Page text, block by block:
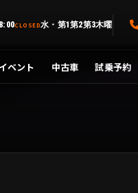
CLOSED水・第1第2第3木曜
イベント 中古車 試乗予約